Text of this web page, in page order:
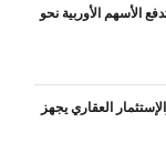
الأسهم الأوربية نحو
العقاري يجهز